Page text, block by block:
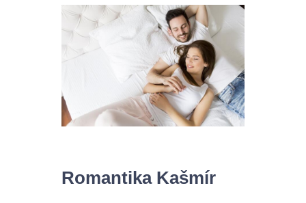
Romantika Kašmír